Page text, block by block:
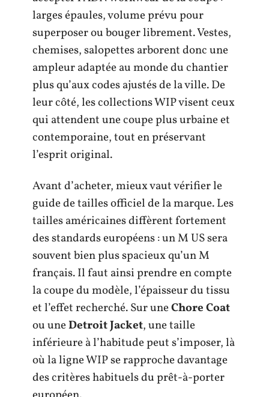
larges épaules, volume prévu pour
superposer ou bouger librement. Vestes,
chemises, salopettes arborent donc une
ampleur adaptée au monde du chantier
plus qu’aux codes ajustés de la ville. De
leur côté, les collections WIP visent ceux
qui attendent une coupe plus urbaine et
contemporaine, tout en préservant
l’esprit original.
Avant d’acheter, mieux vaut vérifier le
guide de tailles officiel de la marque. Les
tailles américaines diffèrent fortement
des standards européens : un M US sera
souvent bien plus spacieux qu’un M
français. Il faut ainsi prendre en compte
la coupe du modèle, l’épaisseur du tissu
et l’effet recherché. Sur uneChore Coat
ou uneDetroit Jacket, une taille
inférieure à l’habitude peut s’imposer, là
où la ligne WIP se rapproche davantage
des critères habituels du prêt-à-porter